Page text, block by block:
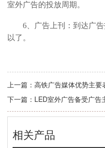
室外广告的投放周期。
6 、广告上刊：到达广
以了。
上一篇： 高铁广告媒体优势主要
下一篇： LED室外广告备受广告
相关产品